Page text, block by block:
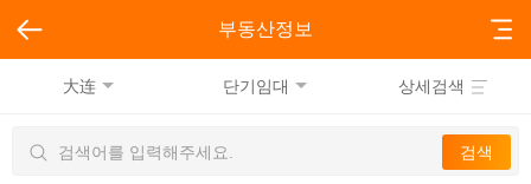
부동산정보
大连 단기임대 상세검색